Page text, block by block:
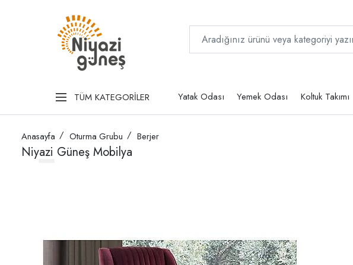
TÜM KATEGORİLER Yatak Odası Yemek Odası Koltuk Takımı
Anasayfa Oturma Grubu Berjer
Niyazi Güneş Mobilya